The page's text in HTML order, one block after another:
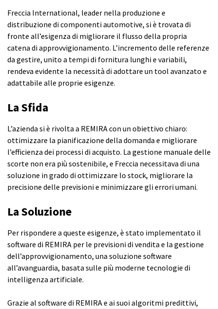
Freccia International, leader nella produzione e
distribuzione di componenti automotive, si è trovata di
fronte all’esigenza di migliorare il flusso della propria
catena di approvvigionamento. L’incremento delle referenze
da gestire, unito a tempi di fornitura lunghi e variabili,
rendeva evidente la necessità di adottare un tool avanzato e
adattabile alle proprie esigenze.
La Sfida
L’azienda si è rivolta a REMIRA con un obiettivo chiaro:
ottimizzare la pianificazione della domanda e migliorare
l’efficienza dei processi di acquisto. La gestione manuale delle
scorte non era più sostenibile, e Freccia necessitava di una
soluzione in grado di ottimizzare lo stock, migliorare la
precisione delle previsioni e minimizzare gli errori umani.
La Soluzione
Per rispondere a queste esigenze, è stato implementato il
software di REMIRA per le previsioni di vendita e la gestione
dell’approvvigionamento, una soluzione software
all’avanguardia, basata sulle più moderne tecnologie di
intelligenza artificiale.
Grazie al software di REMIRA e ai suoi algoritmi predittivi,